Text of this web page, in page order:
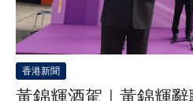
香港新聞
黃錦輝酒駕｜黃錦輝